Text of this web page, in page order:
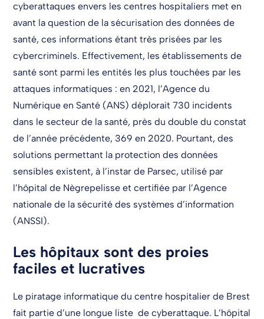
cyberattaques envers les centres hospitaliers met en
avant la question de la sécurisation des données de
santé, ces informations étant très prisées par les
cybercriminels. Effectivement, les établissements de
santé sont parmi les entités les plus touchées par les
attaques informatiques : en 2021, l’Agence du
Numérique en Santé (ANS) déplorait 730 incidents
dans le secteur de la santé, près du double du constat
de l’année précédente, 369 en 2020. Pourtant, des
solutions permettant la protection des données
sensibles existent, à l’instar de Parsec, utilisé par
l’hôpital de Nègrepelisse et certifiée par l’Agence
nationale de la sécurité des systèmes d’information
(ANSSI).
Les hôpitaux sont des proies
faciles et lucratives
Le piratage informatique du centre hospitalier de Brest
fait partie d’une longue liste de cyberattaque. L’hôpital